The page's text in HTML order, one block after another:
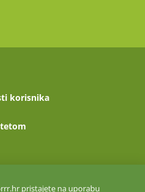
korisnika
pristajete na uporabu